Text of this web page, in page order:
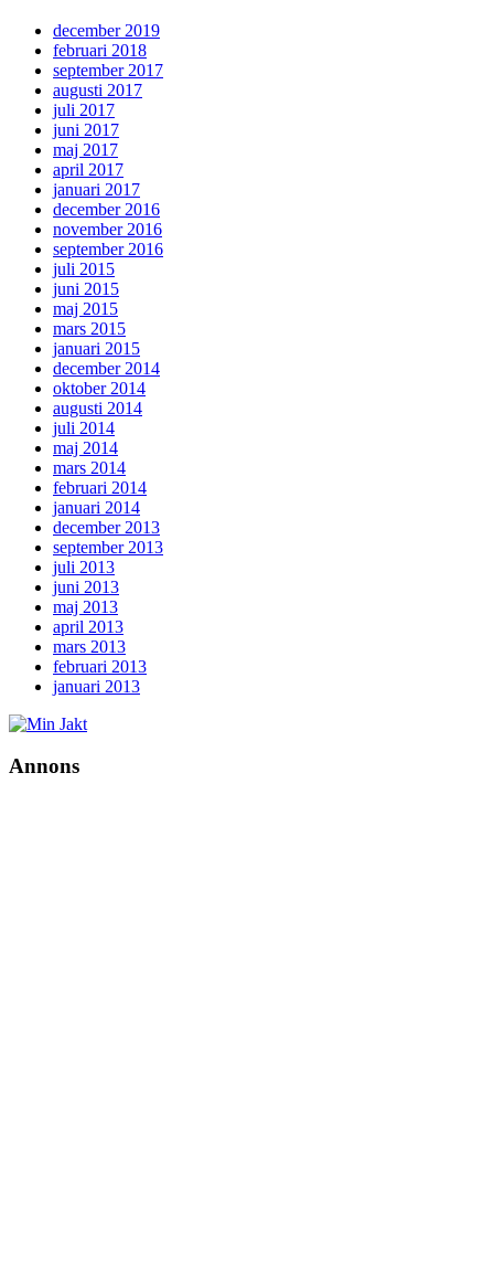
december 2019
februari 2018
september 2017
augusti 2017
juli 2017
juni 2017
maj 2017
april 2017
januari 2017
december 2016
november 2016
september 2016
juli 2015
juni 2015
maj 2015
mars 2015
januari 2015
december 2014
oktober 2014
augusti 2014
juli 2014
maj 2014
mars 2014
februari 2014
januari 2014
december 2013
september 2013
juli 2013
juni 2013
maj 2013
april 2013
mars 2013
februari 2013
januari 2013
Annons